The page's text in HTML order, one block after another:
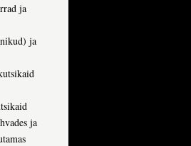
ja
ja
ja